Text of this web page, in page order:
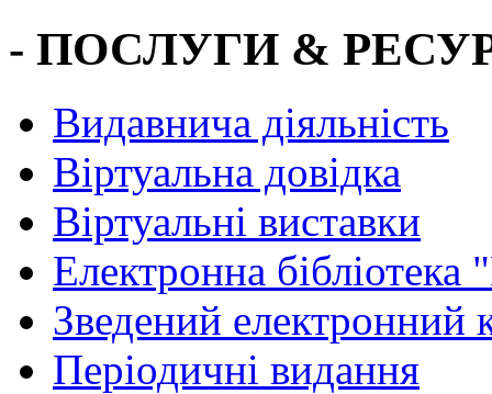
- ПОСЛУГИ &
Видавнича діяльність
Віртуальна довідка
Віртуальні виставки
Електронна
Зведений електронний
Періодичні видання